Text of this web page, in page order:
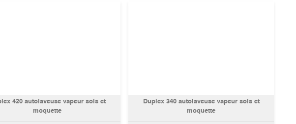
420 autolaveuse vapeur sols et
moquette
Duplex 340 autolaveuse vapeur sols et
moquette